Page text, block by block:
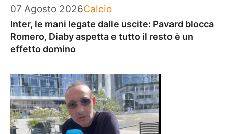
07 Agosto 2026Categorie
Calcio
Inter, le mani legate dalle uscite: Pavard blocca
Romero, Diaby aspetta e tutto il resto è un
effetto domino